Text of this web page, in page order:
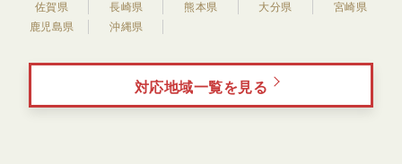
佐賀県
長崎県 熊本県 大分県
宮崎県
鹿児島県
沖縄県
対応地域一覧を見る